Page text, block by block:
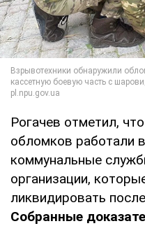
Рогачев отметил,
обломков работали
коммунальные
организации,
ликвидировать
Собранные